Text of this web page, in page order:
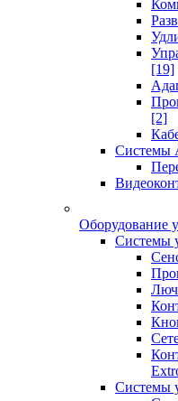
[19]
[2]
Системы
Оборудование
Системы
Системы